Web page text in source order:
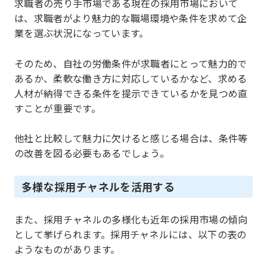
求職者の売り手市場である現在の採用市場において
は、求職者がより魅力的な職場環境や条件を求めて企
業を選ぶ状況になっています。
そのため、自社の労働条件が求職者にとって魅力的で
あるか、柔軟な働き方に対応しているかなど、求める
人材が納得できる条件を提示できているかを見つめ直
すことが重要です。
他社と比較して魅力に欠けると感じる場合は、条件等
の改善を図る必要もあるでしょう。
多様な採用チャネルを活用する
また、採用チャネルの多様化も近年の採用市場の傾向
として挙げられます。採用チャネルには、以下の表の
ようなものがあります。